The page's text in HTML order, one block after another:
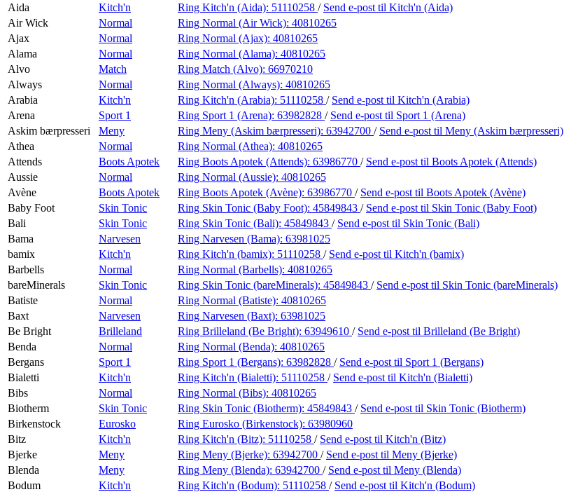
Åpningstider
Praktisk informasjon
Ledige stillinger
Magasin
Gavekort
Finn frem
Aida
Kitch'n Ring Kitch'n (Aida): 51110258 / Send e-post til Kitch'n (Aida)
Air Wick
Normal Ring Normal (Air Wick): 40810265
Ajax
Normal Ring Normal (Ajax): 40810265
Alama
Normal Ring Normal (Alama): 40810265
Alvo
Match Ring Match (Alvo): 66970210
Always
Normal Ring Normal (Always): 40810265
Arabia
Kitch'n Ring Kitch'n (Arabia): 51110258 / Send e-post til Kitch'n (Arabia)
Arena
Sport 1 Ring Sport 1 (Arena): 63982828 / Send e-post til Sport 1 (Arena)
Askim bærpresseri
Meny Ring Meny (Askim bærpresseri): 63942700 / Send e-post til Meny (Askim bærpresseri)
Athea
Normal Ring Normal (Athea): 40810265
Attends
Boots Apotek Ring Boots Apotek (Attends): 63986770 / Send e-post til Boots Apotek (Attends)
Aussie
Normal Ring Normal (Aussie): 40810265
Avène
Boots Apotek Ring Boots Apotek (Avène): 63986770 / Send e-post til Boots Apotek (Avène)
Baby Foot
Skin Tonic Ring Skin Tonic (Baby Foot): 45849843 / Send e-post til Skin Tonic (Baby Foot)
Bali
Skin Tonic Ring Skin Tonic (Bali): 45849843 / Send e-post til Skin Tonic (Bali)
Bama
Narvesen Ring Narvesen (Bama): 63981025
bamix
Kitch'n Ring Kitch'n (bamix): 51110258 / Send e-post til Kitch'n (bamix)
Barbells
Normal Ring Normal (Barbells): 40810265
bareMinerals
Skin Tonic Ring Skin Tonic (bareMinerals): 45849843 / Send e-post til Skin Tonic (bareMinerals)
Batiste
Normal Ring Normal (Batiste): 40810265
Baxt
Narvesen Ring Narvesen (Baxt): 63981025
Be Bright
Brilleland Ring Brilleland (Be Bright): 63949610 / Send e-post til Brilleland (Be Bright)
Benda
Normal Ring Normal (Benda): 40810265
Bergans
Sport 1 Ring Sport 1 (Bergans): 63982828 / Send e-post til Sport 1 (Bergans)
Bialetti
Kitch'n Ring Kitch'n (Bialetti): 51110258 / Send e-post til Kitch'n (Bialetti)
Bibs
Normal Ring Normal (Bibs): 40810265
Biotherm
Skin Tonic Ring Skin Tonic (Biotherm): 45849843 / Send e-post til Skin Tonic (Biotherm)
Birkenstock
Eurosko Ring Eurosko (Birkenstock): 63980960
Bitz
Kitch'n Ring Kitch'n (Bitz): 51110258 / Send e-post til Kitch'n (Bitz)
Bjerke
Meny Ring Meny (Bjerke): 63942700 / Send e-post til Meny (Bjerke)
Blenda
Meny Ring Meny (Blenda): 63942700 / Send e-post til Meny (Blenda)
Bodum
Kitch'n Ring Kitch'n (Bodum): 51110258 / Send e-post til Kitch'n (Bodum)